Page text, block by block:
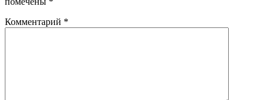
Комментарий *